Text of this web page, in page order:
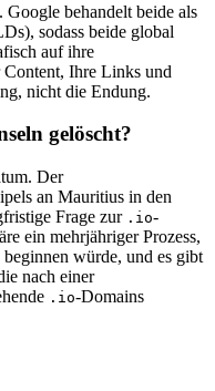
behandelt beide als
sodass beide global
auf ihre
Content, Ihre Links und
nicht die Endung.
gelöscht?
Der
an Mauritius in den
Frage zur .io-
ein mehrjähriger Prozess,
würde, und es gibt
nach einer
.io-Domains